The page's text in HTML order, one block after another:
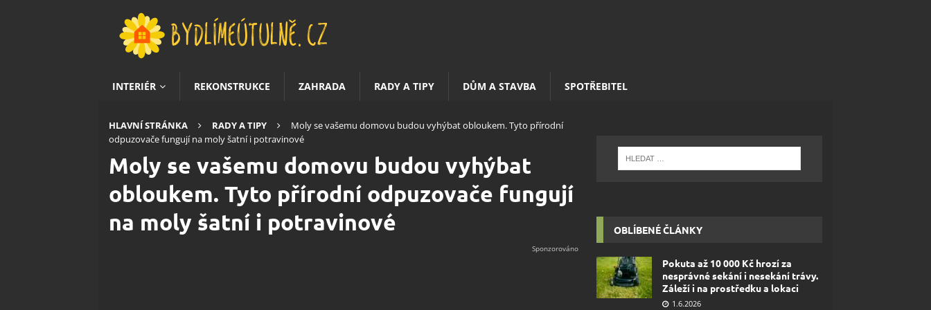
INTERIÉR REKONSTRUKCE ZAHRADA RADY A TIPY DŮM A STAVBA SPOTŘEBITEL
HLAVNÍ STRÁNKA RADY A TIPY
Moly se vašemu domovu budou vyhýbat obloukem. Tyto přírodní
odpuzovače fungují na moly šatní i potravinové
Moly se vašemu domovu budou vyhýbat
obloukem. Tyto přírodní odpuzovače fungují
na moly šatní i potravinové
OBLÍBENÉ ČLÁNKY
Pokuta až 10 000 Kč hrozí za
nesprávné sekání i nesekání trávy.
Záleží i na prostředku a lokaci
1.6.2026